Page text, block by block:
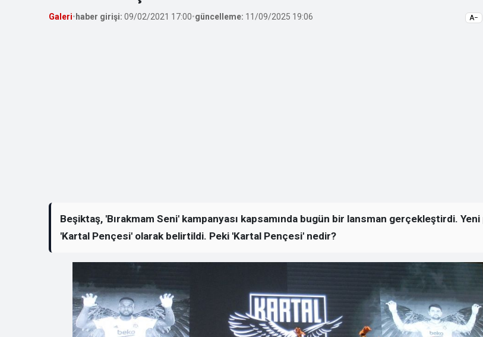
Galeri• haber girişi: 09/02/2021 17:00•güncelleme: 11/09/2025 19:06 A−
Beşiktaş, 'Bırakmam Seni' kampanyası kapsamında bugün bir lansman gerçekleştirdi. Yeni
'Kartal Pençesi' olarak belirtildi. Peki 'Kartal Pençesi' nedir?